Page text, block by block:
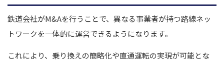
鉄道会社がM&Aを行うことで、異なる事業者が持つ路線ネッ
トワークを一体的に運営できるようになります。
これにより、乗り換えの簡略化や直通運転の実現が可能とな